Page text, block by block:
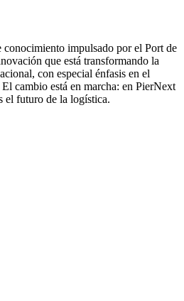
conocimiento impulsado por el Port de
que está transformando la
con especial énfasis en el
cambio está en marcha: en PierNext
el futuro de la logística.